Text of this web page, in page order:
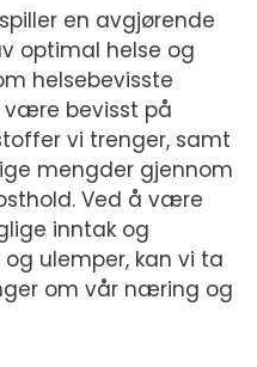
en avgjørende
optimal helse og
helsebevisste
være bevisst på
vi trenger, samt
mengder gjennom
Ved å være
inntak og
ulemper, kan vi ta
om vår næring og